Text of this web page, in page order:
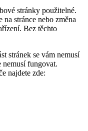
stránky použitelné.
stránce nebo změna
Bez těchto
stránek se vám nemusí
nemusí fungovat.
najdete zde: